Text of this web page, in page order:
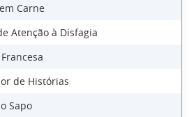
Carne
Atenção à Disfagia
de Histórias
Sapo